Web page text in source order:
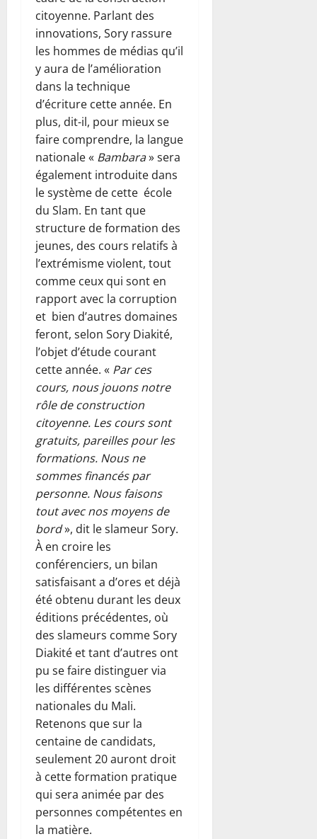
citoyenne. Parlant des
innovations, Sory rassure
les hommes de médias qu’il
y aura de l’amélioration
dans la technique
d’écriture cette année. En
plus, dit-il, pour mieux se
faire comprendre, la langue
nationale « Bambara» sera
également introduite dans
le système de cette école
du Slam. En tant que
structure de formation des
jeunes, des cours relatifs à
l’extrémisme violent, tout
comme ceux qui sont en
rapport avec la corruption
et bien d’autres domaines
feront, selon Sory Diakité,
l’objet d’étude courant
cette année. « Par ces
cours, nous jouons notre
rôle de construction
citoyenne. Les cours sont
gratuits, pareilles pour les
formations. Nous ne
sommes financés par
personne. Nous faisons
tout avec nos moyens de
bord», dit le slameur Sory.
À en croire les
conférenciers, un bilan
satisfaisant a d’ores et déjà
été obtenu durant les deux
éditions précédentes, où
des slameurs comme Sory
Diakité et tant d’autres ont
pu se faire distinguer via
les différentes scènes
nationales du Mali.
Retenons que sur la
centaine de candidats,
seulement 20 auront droit
à cette formation pratique
qui sera animée par des
personnes compétentes en
la matière.